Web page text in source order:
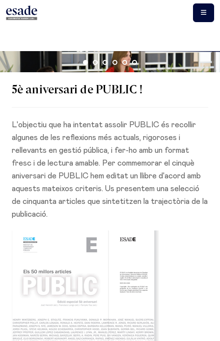
5è aniversari de PUBLIC !
L'objectiu que ha intentat assolir PUBLIC és recollir
algunes de les reflexions més actuals, rigoroses i
rellevants en gestió pública, i fer-ho amb un format
fresc i de lectura amable. Per commemorar el cinquè
aniversari de PUBLIC hem editat un llibre d'acord amb
aquests mateixos criteris. Us presentem una selecció
de cinquanta articles que sintetitzen la trajectòria de la
publicació.